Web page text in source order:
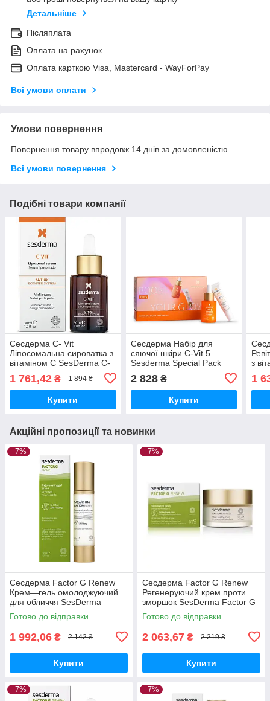
Детальніше
Післяплата
Оплата на рахунок
Оплата карткою Visa, Mastercard - WayForPay
Всі умови оплати
Умови повернення
Повернення товару впродовж 14 днів за домовленістю
Всі умови повернення
Подібні товари компанії
Сесдерма C- Vit
Ліпосомальна сироватка з
вітаміном C SesDerma C-
мл
1 761,42 ₴ 1 894 ₴
Купити
Сесдерма Набір для
сяючої шкіри C-Vit 5
Sesderma Special Pack
2 828₴
Купити
з
мл
1
Акційні пропозиції та новинки
–7%
Сесдерма Factor G Renew
Крем—гель омолоджуючий
для обличчя SesDerma
Factor G Renew Rejuvenating
Gel Cream, 50 мл
Готово до відправки
1 992,06 ₴ 2 142 ₴
Купити
–7%
Сесдерма Factor G Renew
Регенеруючий крем проти
зморшок SesDerma Factor G
Renew Anti-Aging
Regenerating Cream, 50 мл
Готово до відправки
2 063,67 ₴ 2 219 ₴
Купити
–7% –7%